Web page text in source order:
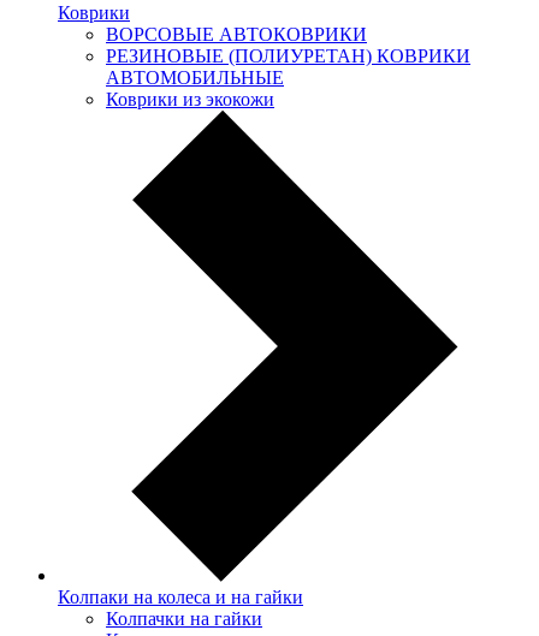
Коврики
ВОРСОВЫЕ АВТОКОВРИКИ
РЕЗИНОВЫЕ (ПОЛИУРЕТАН) КОВРИКИ
АВТОМОБИЛЬНЫЕ
Коврики из экокожи
Колпаки на колеса и на гайки
Колпачки на гайки